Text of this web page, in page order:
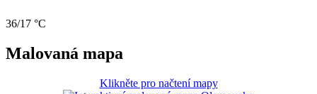
36/17 °C
Malovaná mapa
Klikněte pro načtení mapy